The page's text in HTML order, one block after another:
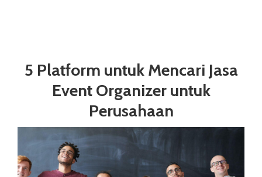
5 Platform untuk Mencari Jasa
Event Organizer untuk
Perusahaan